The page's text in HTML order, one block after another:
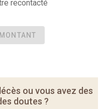
ou vous avez des
doutes ?